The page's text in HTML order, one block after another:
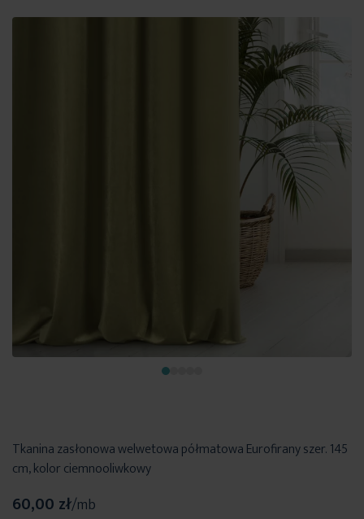
Tkanina zasłonowa welwetowa półmatowa Eurofirany szer. 145
cm, kolor ciemnooliwkowy
60,00 zł/mb